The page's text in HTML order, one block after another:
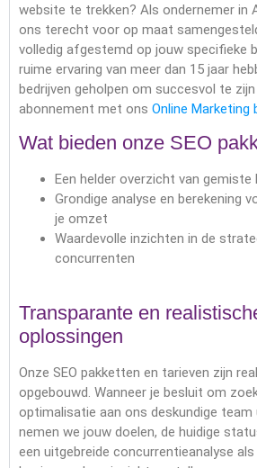
website te trekken? Als ondernemer in
ons terecht voor op maat
volledig afgestemd op jouw specifieke
ruime ervaring van meer dan 15 jaar
bedrijven geholpen om succesvol te
abonnement met ons Online Marketing
Wat bieden onze SEO
Een helder overzicht van gemiste
Grondige analyse en berekening
je omzet
Waardevolle inzichten in de
concurrenten
Transparante en
oplossingen
Onze SEO pakketten en tarieven zijn
opgebouwd. Wanneer je besluit om
optimalisatie aan ons deskundige
nemen we jouw doelen, de huidige
een uitgebreide concurrentieanalyse